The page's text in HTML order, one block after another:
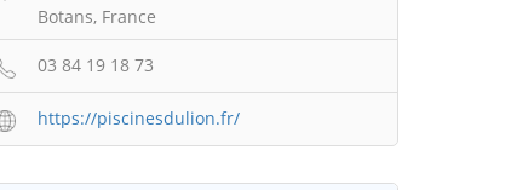
Botans, France
03 84 19 18 73
https://piscinesdulion.fr/